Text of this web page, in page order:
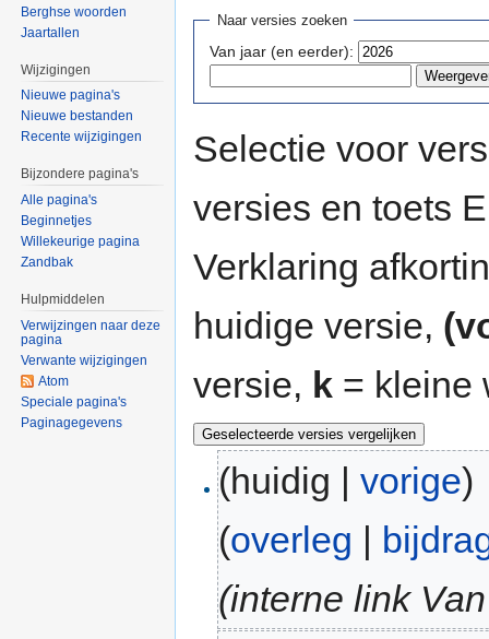
Naar versies zoeken
Van jaar (en eerder):
Selectie voor
versies en toets
Verklaring
huidige versie,
versie, k = kleine
(huidig |vorige)
(overleg |
(interne link
Berghse woorden
Jaartallen
Wijzigingen
Nieuwe pagina's
Nieuwe bestanden
Recente wijzigingen
Bijzondere pagina's
Alle pagina's
Beginnetjes
Willekeurige pagina
Zandbak
Hulpmiddelen
Verwijzingen naar deze
pagina
Verwante wijzigingen
Atom
Speciale pagina's
Paginagegevens